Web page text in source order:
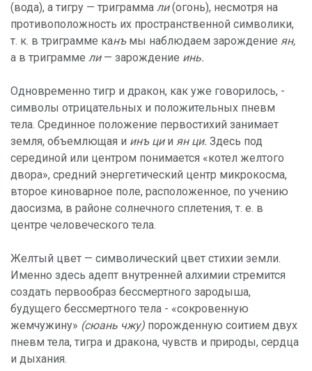
(вода), а тигру — триграмма ли(огонь), несмотря на
противоположность их пространственной символики,
т. к. в триграмме канъ мы наблюдаем зарождение ян,
а в триграмме ли — зарождение инь.
Одновременно тигр и дракон, как уже говорилось, -
символы отрицательных и положительных пневм
тела. Срединное положение первостихий занимает
земля, объемлющая и инъ ци и ян ци. Здесь под
серединой или центром понимается «котел желтого
двора», средний энергетический центр микрокосма,
второе киноварное поле, расположенное, по учению
даосизма, в районе солнечного сплетения, т. е. в
центре человеческого тела.
Желтый цвет — символический цвет стихии земли.
Именно здесь адепт внутренней алхимии стремится
создать первообраз бессмертного зародыша,
будущего бессмертного тела - «сокровенную
жемчужину» (сюань чжу) порожденную соитием двух
пневм тела, тигра и дракона, чувств и природы, сердца
и дыхания.